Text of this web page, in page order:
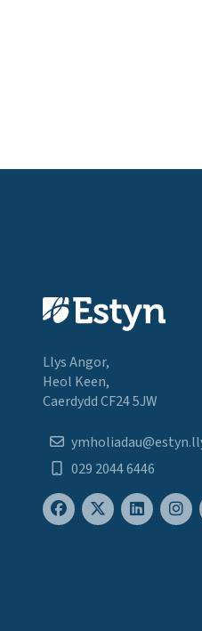
Llys Angor,
Heol Keen,
Caerdydd CF24 5JW
029 2044 6446